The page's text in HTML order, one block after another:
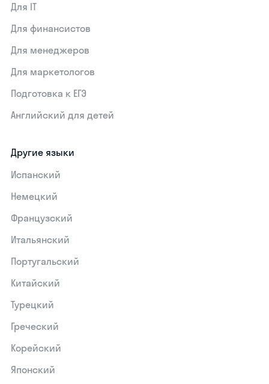
Для IT
Для финансистов
Для менеджеров
Для маркетологов
Подготовка к ЕГЭ
Английский для детей
Другие языки
Испанский
Немецкий
Французский
Итальянский
Португальский
Китайский
Турецкий
Греческий
Корейский
Японский